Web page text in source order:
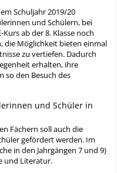
Schuljahr 2019/20
und Schülern, bei
ab der 8. Klasse noch
die Möglichkeit bieten einmal
zu vertiefen. Dadurch
erhalten, ihre
so den Besuch des
und Schüler in
Fächern soll auch die
gefördert werden. Im
in den Jahrgängen 7 und 9)
und Literatur.